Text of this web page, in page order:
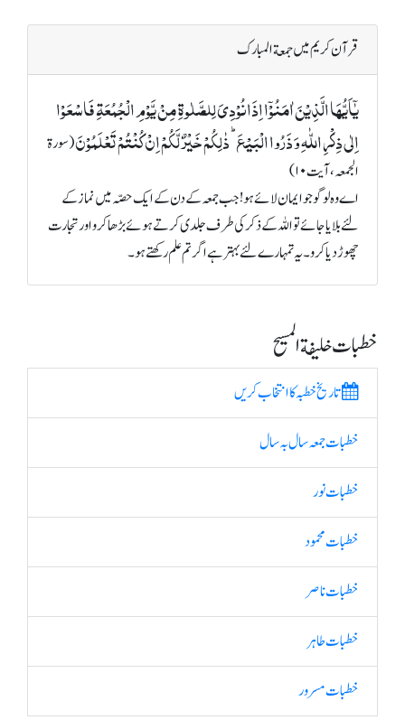
قرآن کریم میں جمعة المبارک
یٰۤاَیُّہَا الَّذِیۡنَ اٰمَنُوۡۤا اِذَا نُوۡدِیَ لِلصَّلٰوۃِ مِنۡ یَّوۡمِ الۡجُمُعَۃِ فَاسۡعَوۡا
اِلٰی ذِکۡرِ اللّٰہِ وَ ذَرُوا الۡبَیۡعَ ؕ ذٰلِکُمۡ خَیۡرٌ لَّکُمۡ اِنۡ کُنۡتُمۡ تَعۡلَمُوۡنَ(سورة
الجمعہ، آیت ۱۰)
اے وہ لوگو جو ایمان لائے ہو! جب جمعہ کے دن کے ایک حصّہ میں نماز کے
لئے بلایا جائے تو اللہ کے ذکر کی طرف جلدی کرتے ہوئے بڑھا کرو اور تجارت
چھوڑ دیا کرو۔ یہ تمہارے لئے بہتر ہے اگر تم علم رکھتے ہو۔
خطبات خلیفة المسیح
تاریخ خطبہ کا انتخاب کریں
خطبات جمعہ سال بہ سال
خطبات نور
خطبات محمود
خطبات ناصر
خطبات طاہر
خطبات مسرور